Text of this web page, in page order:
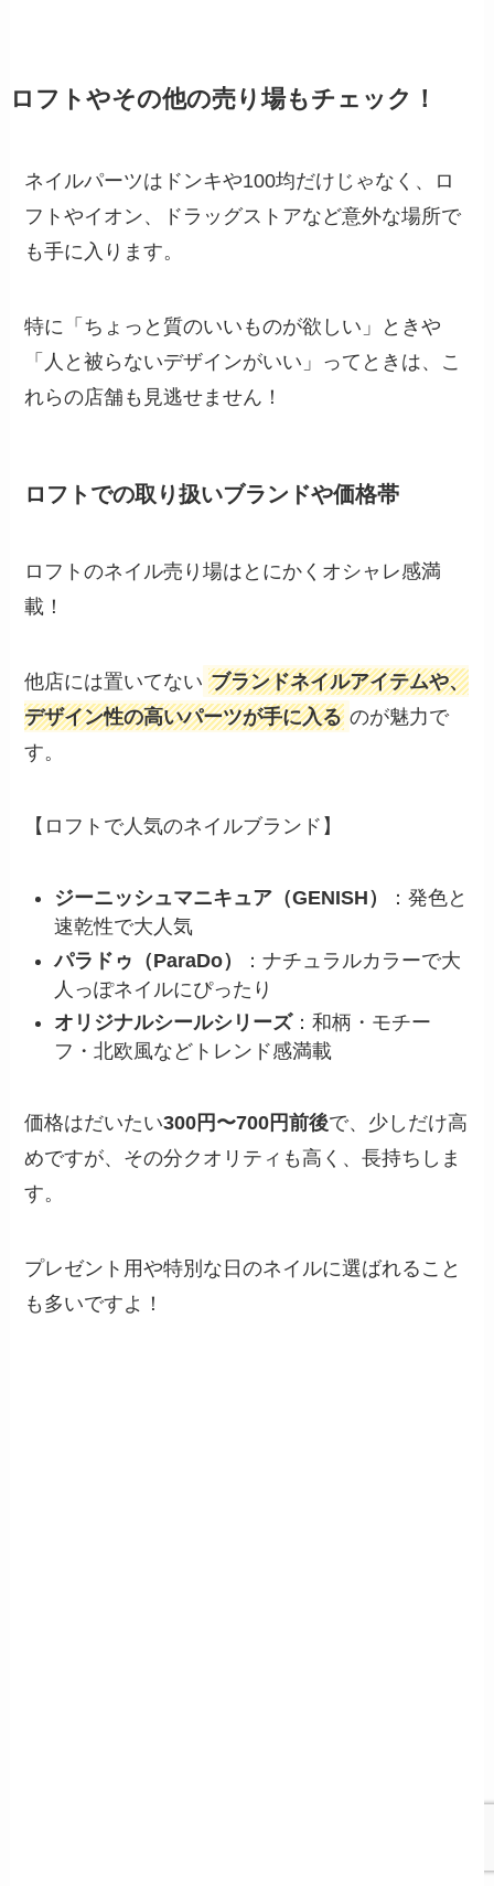
ロフトやその他の売り場もチェック！
ネイルパーツはドンキや100均だけじゃなく、ロ
フトやイオン、ドラッグストアなど意外な場所で
も手に入ります。
特に「ちょっと質のいいものが欲しい」ときや
「人と被らないデザインがいい」ってときは、こ
れらの店舗も見逃せません！
ロフトでの取り扱いブランドや価格帯
ロフトのネイル売り場はとにかくオシャレ感満
載！
他店には置いてない ブランドネイルアイテムや、
デザイン性の高いパーツが手に入る のが魅力で
す。
【ロフトで人気のネイルブランド】
ジーニッシュマニキュア（GENISH）
：発色と
速乾性で大人気
パラドゥ（ParaDo）
：ナチュラルカラーで大
人っぽネイルにぴったり
オリジナルシールシリーズ：和柄・モチー
フ・北欧風などトレンド感満載
価格はだいたい300円〜700円前後で、少しだけ高
めですが、その分クオリティも高く、長持ちしま
す。
プレゼント用や特別な日のネイルに選ばれること
も多いですよ！